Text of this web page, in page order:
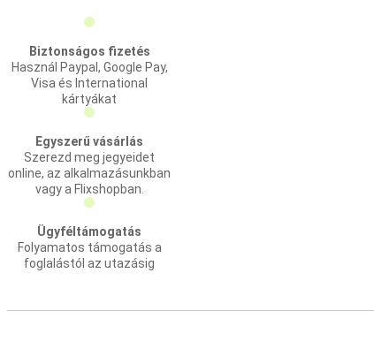
Biztonságos fizetés
Használ Paypal, Google Pay,
Visa és International
kártyákat
Egyszerű vásárlás
Szerezd meg jegyeidet
online, az alkalmazásunkban
vagy a Flixshopban.
Ügyféltámogatás
Folyamatos támogatás a
foglalástól az utazásig